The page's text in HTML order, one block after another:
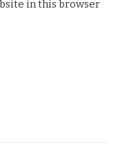
in this browser